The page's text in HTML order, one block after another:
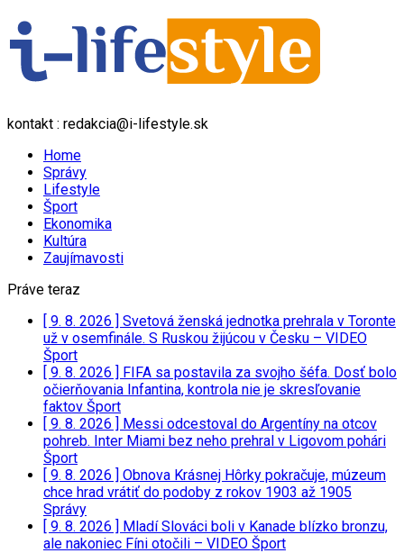
kontakt : redakcia@i-lifestyle.sk
Home
Správy
Lifestyle
Šport
Ekonomika
Kultúra
Zaujímavosti
Práve teraz
[ 9. 8. 2026 ] Svetová ženská jednotka prehrala v Toronte
už v osemfinále. S Ruskou žijúcou v Česku – VIDEO
Šport
[ 9. 8. 2026 ] FIFA sa postavila za svojho šéfa. Dosť bolo
očierňovania Infantina, kontrola nie je skresľovanie
faktov Šport
[ 9. 8. 2026 ] Messi odcestoval do Argentíny na otcov
pohreb. Inter Miami bez neho prehral v Ligovom pohári
Šport
[ 9. 8. 2026 ] Obnova Krásnej Hôrky pokračuje, múzeum
chce hrad vrátiť do podoby z rokov 1903 až 1905
Správy
[ 9. 8. 2026 ] Mladí Slováci boli v Kanade blízko bronzu,
ale nakoniec Fíni otočili – VIDEO Šport